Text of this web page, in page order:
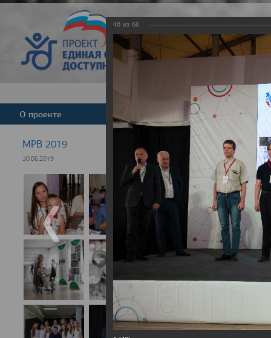
Версия для
О проекте Команда Новости
МРВ 2019
30.06.2019
48 из 66